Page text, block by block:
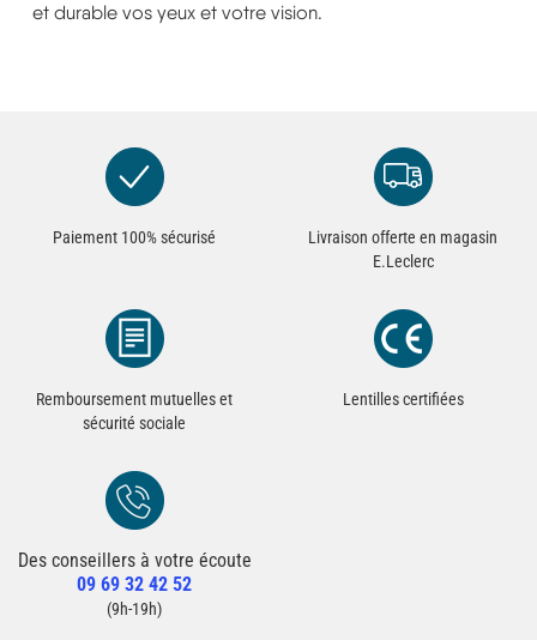
et durable vos yeux et votre vision.
Paiement 100% sécurisé
Livraison offerte en magasin
E.Leclerc
Remboursement mutuelles et
sécurité sociale
Lentilles certifiées
Redirection vers la page Contact du site
Des conseillers à votre écoute
09 69 32 42 52
Contacter un conseiller
(9h-19h)